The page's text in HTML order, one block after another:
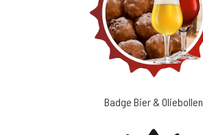
Badge Bier & Oliebollen